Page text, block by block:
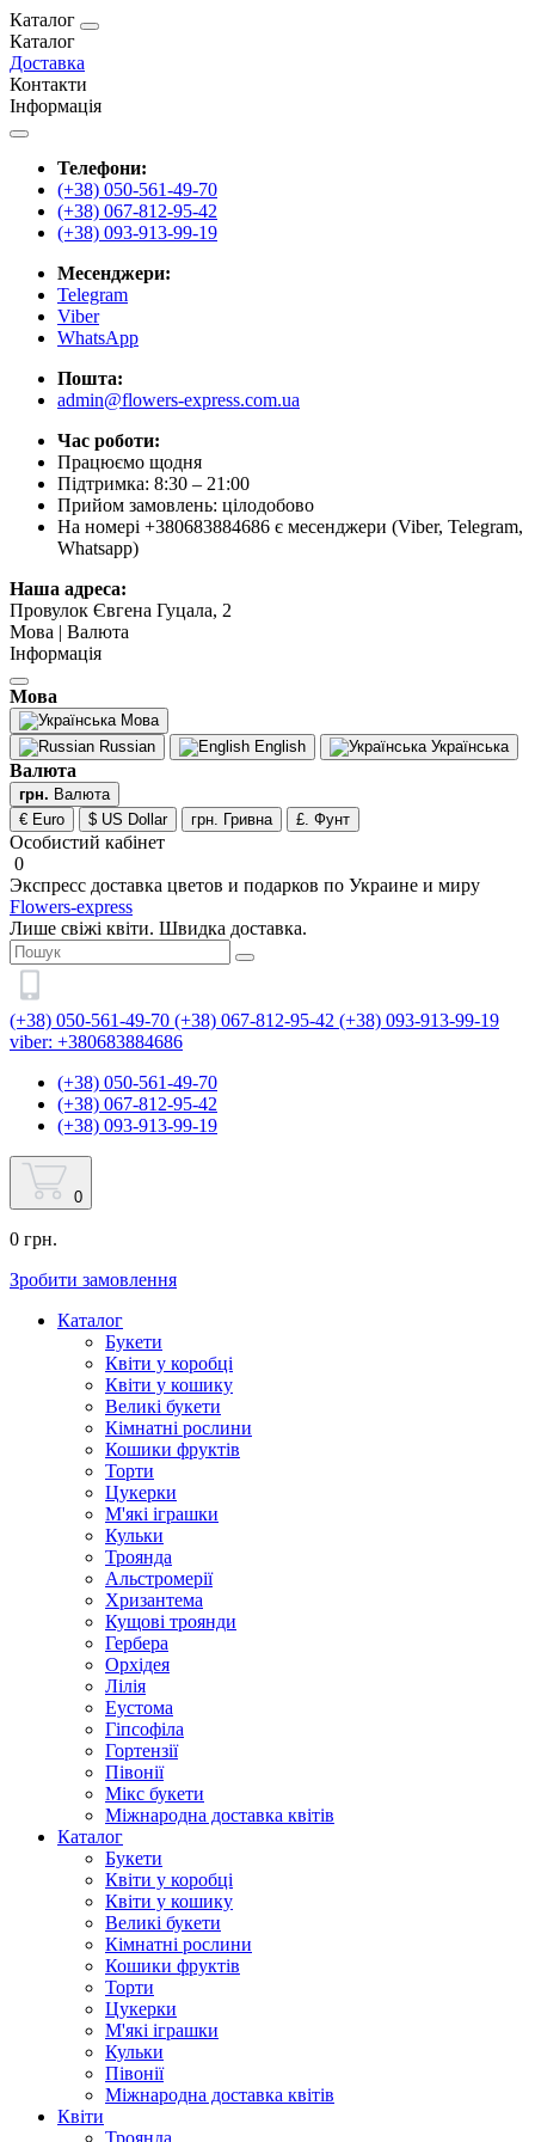
Каталог
Каталог
Доставка
Контакти
Інформація
Телефони:
(+38) 050-561-49-70
(+38) 067-812-95-42
(+38) 093-913-99-19
Месенджери:
Telegram
Viber
WhatsApp
Пошта:
admin@flowers-express.com.ua
Час роботи:
Працюємо щодня
Підтримка: 8:30 – 21:00
Прийом замовлень: цілодобово
На номері +380683884686 є месенджери (Viber, Telegram,
Whatsapp)
Наша адреса:
Провулок Євгена Гуцала, 2
Мова | Валюта
Інформація
Мова
Мова
Russian
English Українська
Валюта
грн. Валюта
€ Euro
$ US Dollar грн. Гривна £. Фунт
Особистий кабінет
0
Экспресс доставка цветов и подарков по Украине и миру
Flowers-express
Лише свіжі квіти. Швидка доставка.
(+38) 050-561-49-70 (+38) 067-812-95-42 (+38) 093-913-99-19
viber: +380683884686
(+38) 050-561-49-70
(+38) 067-812-95-42
(+38) 093-913-99-19
0
0 грн.
Зробити замовлення
Каталог
Букети
Квіти у коробці
Квіти у кошику
Великі букети
Кімнатні рослини
Кошики фруктів
Торти
Цукерки
М'які іграшки
Кульки
Троянда
Альстромерії
Хризантема
Кущові троянди
Гербера
Орхідея
Лілія
Еустома
Гіпсофіла
Гортензії
Півонії
Мікс букети
Міжнародна доставка квітів
Каталог
Букети
Квіти у коробці
Квіти у кошику
Великі букети
Кімнатні рослини
Кошики фруктів
Торти
Цукерки
М'які іграшки
Кульки
Півонії
Міжнародна доставка квітів
Квіти
Троянда